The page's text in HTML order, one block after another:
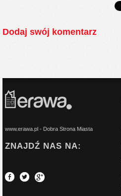
Dodaj swój komentarz
www.erawa.pl - Dobra Strona Miasta
ZNAJDŹ NAS NA: